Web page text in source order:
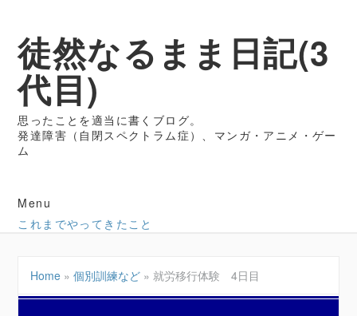
徒然なるまま日記(3
代目)
思ったことを適当に書くブログ。
発達障害（自閉スペクトラム症）、マンガ・アニメ・ゲー
ム
Menu
これまでやってきたこと
Home »個別訓練など »就労移行体験 4日目